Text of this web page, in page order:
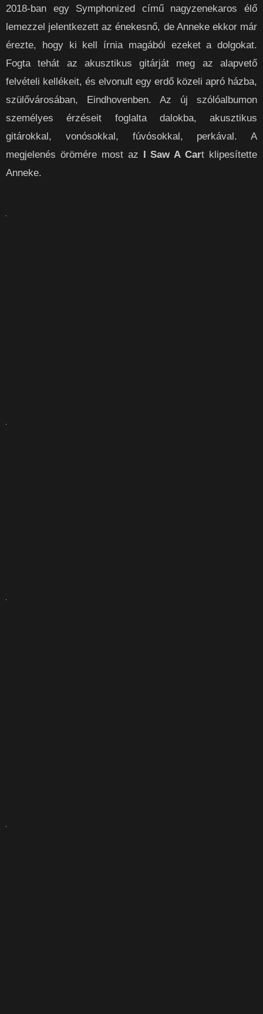
2018-ban egy Symphonized című nagyzenekaros élő
lemezzel jelentkezett az énekesnő, de Anneke ekkor már
érezte, hogy ki kell írnia magából ezeket a dolgokat.
Fogta tehát az akusztikus gitárját meg az alapvető
felvételi kellékeit, és elvonult egy erdő közeli apró házba,
szülővárosában, Eindhovenben. Az új szólóalbumon
személyes érzéseit foglalta dalokba, akusztikus
gitárokkal, vonósokkal, fúvósokkal, perkával. A
megjelenés örömére most az I Saw A Cart klipesítette
Anneke.